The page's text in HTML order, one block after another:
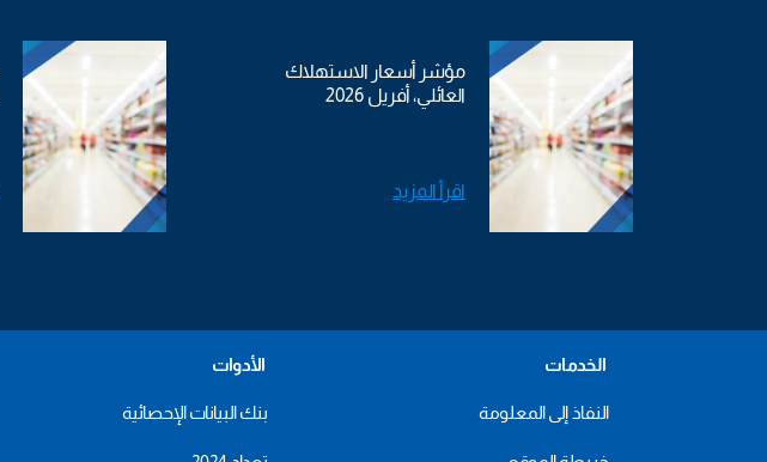
مؤشر أسعار الاستهلاك
العائلي، أفريل 2026
اقرأ المزيد
الخدمات
النفاذ إلى المعلومة
الأدوات
بنك البيانات الإحصائية